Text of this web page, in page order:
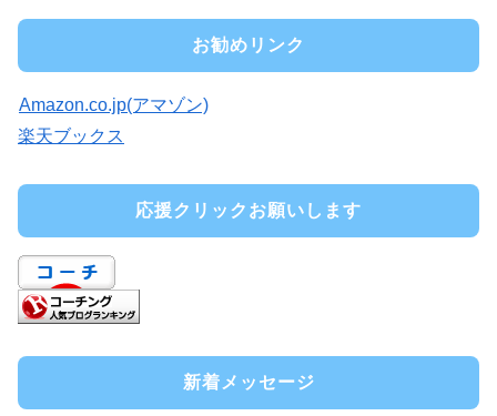
お勧めリンク
Amazon.co.jp(アマゾン)
楽天ブックス
応援クリックお願いします
新着メッセージ